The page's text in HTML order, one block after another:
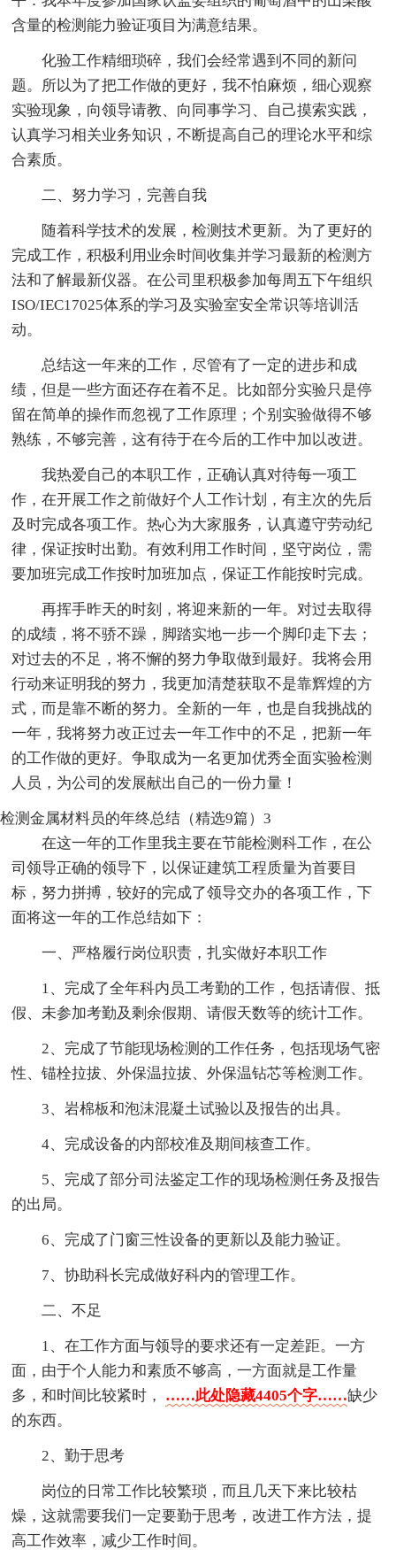
含量的检测能力验证项目为满意结果。
化验工作精细琐碎，我们会经常遇到不同的新问
题。所以为了把工作做的更好，我不怕麻烦，细心观察
实验现象，向领导请教、向同事学习、自己摸索实践，
认真学习相关业务知识，不断提高自己的理论水平和综
合素质。
二、努力学习，完善自我
随着科学技术的发展，检测技术更新。为了更好的
完成工作，积极利用业余时间收集并学习最新的检测方
法和了解最新仪器。在公司里积极参加每周五下午组织
ISO/IEC17025体系的学习及实验室安全常识等培训活
动。
总结这一年来的工作，尽管有了一定的进步和成
绩，但是一些方面还存在着不足。比如部分实验只是停
留在简单的操作而忽视了工作原理；个别实验做得不够
熟练，不够完善，这有待于在今后的工作中加以改进。
我热爱自己的本职工作，正确认真对待每一项工
作，在开展工作之前做好个人工作计划，有主次的先后
及时完成各项工作。热心为大家服务，认真遵守劳动纪
律，保证按时出勤。有效利用工作时间，坚守岗位，需
要加班完成工作按时加班加点，保证工作能按时完成。
再挥手昨天的时刻，将迎来新的一年。对过去取得
的成绩，将不骄不躁，脚踏实地一步一个脚印走下去；
对过去的不足，将不懈的努力争取做到最好。我将会用
行动来证明我的努力，我更加清楚获取不是靠辉煌的方
式，而是靠不断的努力。全新的一年，也是自我挑战的
一年，我将努力改正过去一年工作中的不足，把新一年
的工作做的更好。争取成为一名更加优秀全面实验检测
人员，为公司的发展献出自己的一份力量！
检测金属材料员的年终总结（精选9篇）3
在这一年的工作里我主要在节能检测科工作，在公
司领导正确的领导下，以保证建筑工程质量为首要目
标，努力拼搏，较好的完成了领导交办的各项工作，下
面将这一年的工作总结如下：
一、严格履行岗位职责，扎实做好本职工作
1、完成了全年科内员工考勤的工作，包括请假、抵
假、未参加考勤及剩余假期、请假天数等的统计工作。
2、完成了节能现场检测的工作任务，包括现场气密
性、锚栓拉拔、外保温拉拔、外保温钻芯等检测工作。
3、岩棉板和泡沫混凝土试验以及报告的出具。
4、完成设备的内部校准及期间核查工作。
5、完成了部分司法鉴定工作的现场检测任务及报告
的出局。
6、完成了门窗三性设备的更新以及能力验证。
7、协助科长完成做好科内的管理工作。
二、不足
1、在工作方面与领导的要求还有一定差距。一方
面，由于个人能力和素质不够高，一方面就是工作量
多，和时间比较紧时， ……此处隐藏4405个字……缺少
的东西。
2、勤于思考
岗位的日常工作比较繁琐，而且几天下来比较枯
燥，这就需要我们一定要勤于思考，改进工作方法，提
高工作效率，减少工作时间。